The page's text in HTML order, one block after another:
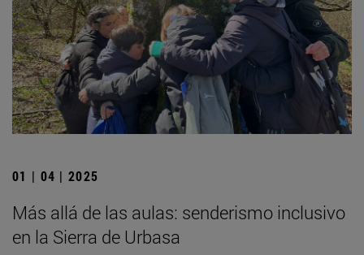
01 | 04 | 2025
Más allá de las aulas: senderismo inclusivo
en la Sierra de Urbasa